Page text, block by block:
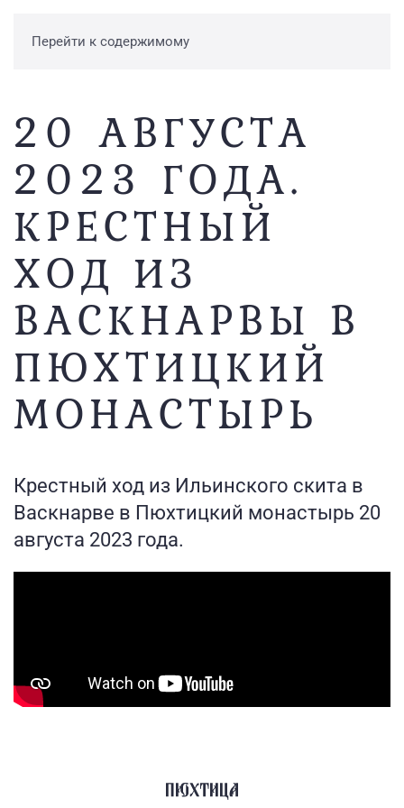
Перейти к содержимому
20 АВГУСТА
2023 ГОДА.
КРЕСТНЫЙ
ХОД ИЗ
ВАСКНАРВЫ В
ПЮХТИЦКИЙ
МОНАСТЫРЬ
Крестный ход из Ильинского скита в
Васкнарве в Пюхтицкий монастырь 20
августа 2023 года.